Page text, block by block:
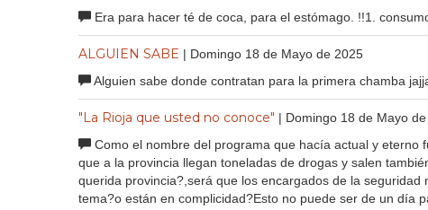
Era para hacer té de coca, para el estómago. !!1.
ALGUIEN SABE | Domingo 18 de Mayo de 2025
Alguien sabe donde contratan para la primera chamba
"La Rioja que usted no conoce" | Domingo 18 de Mayo
Como el nombre del programa que hacía actual y eterno
que a la provincia llegan toneladas de drogas y salen
querida provincia?,será que los encargados de la
tema?o están en complicidad?Esto no puede ser de un día